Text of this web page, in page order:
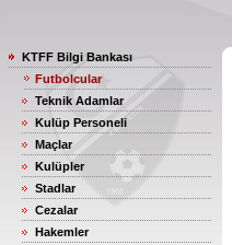
KTFF Bilgi Bankası
Futbolcular
Teknik Adamlar
Kulüp Personeli
Maçlar
Kulüpler
Stadlar
Cezalar
Hakemler